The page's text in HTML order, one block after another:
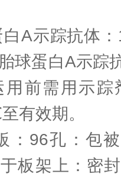
A示踪抗体：
球蛋白A示踪
用前需用示
有效期。
96孔：包被
板架上：密